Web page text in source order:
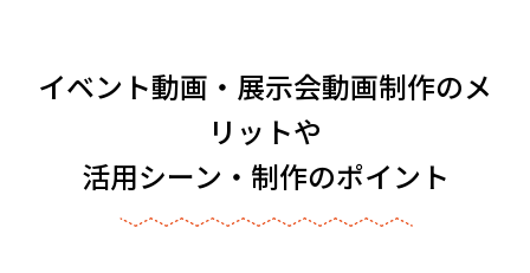
イベント動画・展示会動画制作のメ
リットや
活用シーン・制作のポイント